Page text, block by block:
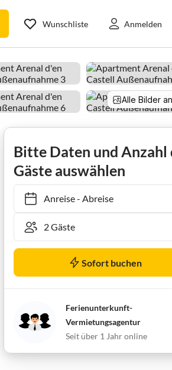
Wunschliste Anmelden
Alle Bilder
Bitte Daten und Anzahl
Gäste auswählen
Anreise- Abreise
Sofort buchen
Ferienunterkunft-
Vermietungsagentur
Seit über 1 Jahr online